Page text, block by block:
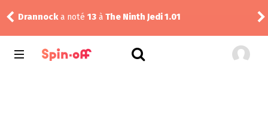
Drannocka noté 13 à The Ninth Jedi 1.01